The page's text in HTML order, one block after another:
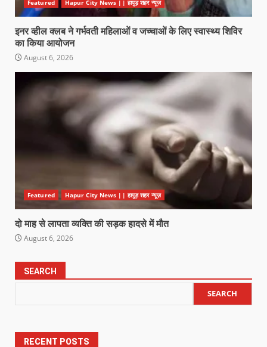
Featured Hapur City News || हापुड़ शहर न्यूज़
इनर व्हील क्लब ने गर्भवती महिलाओं व जच्चाओं के लिए स्वास्थ्य शिविर
का किया आयोजन
August 6, 2026
Featured Hapur City News || हापुड़ शहर न्यूज़
दो माह से लापता व्यक्ति की सड़क हादसे में मौत
August 6, 2026
SEARCH
SEARCH
RECENT POSTS